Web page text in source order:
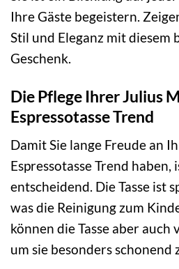
Ihre Gäste begeistern.
Stil und Eleganz mit diesem
Geschenk.
Die Pflege Ihrer Julius
Espressotasse Trend
Damit Sie lange Freude an
Espressotasse Trend
entscheidend. Die Tasse ist
was die Reinigung zum
können die Tasse aber auch
um sie besonders schonend